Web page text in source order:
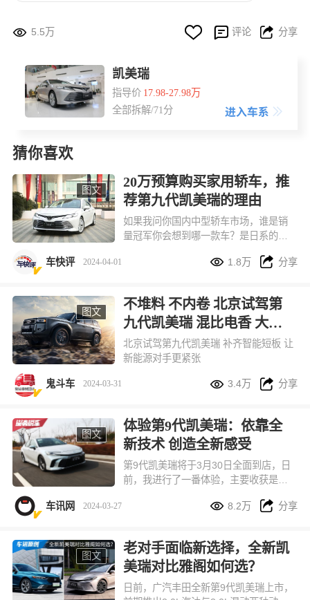
 5.5万   评论  分享
凯美瑞
指导价 17.98-27.98万
全部拆解/71分
猜你喜欢
图文
20万预算购买家用轿车，推
荐第九代凯美瑞的理由
如果我问你国内中型轿车市场，谁是销
量冠军你会想到哪一款车？是日系的雅
车快评
2024-04-01  1.8万  分享
图文
不堆料 不内卷 北京试驾第
九代凯美瑞 混比电香 大厂
品质无法复制
北京试驾第九代凯美瑞 补齐智能短板 让
新能源对手更紧张
鬼斗车 2024-03-31  3.4万  分享
图文
体验第9代凯美瑞：依靠全
新技术 创造全新感受
第9代凯美瑞将于3月30日全面到店，日
前，我进行了一番体验，主要收获是：
耗、性能、舒适与安全，都达到更高水
车讯网 2024-03-27  8.2万  分享
图文
老对手面临新选择，全新凯
美瑞对比雅阁如何选？
日前，广汽丰田全新第9代凯美瑞上市，